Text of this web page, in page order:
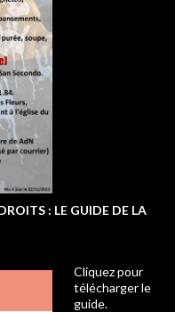
: LE GUIDE DE LA
Cliquez pour
télécharger le
guide.